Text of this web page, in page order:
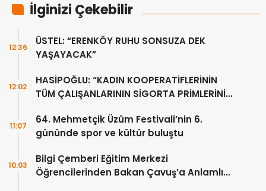
İlginizi Çekebilir
ÜSTEL: “ERENKÖY RUHU SONSUZA DEK
YAŞAYACAK”
12:36
HASİPOĞLU: “KADIN KOOPERATİFLERİNİN
TÜM ÇALIŞANLARININ SİGORTA PRİMLERİNİ
12:02
64. Mehmetçik Üzüm Festivali’nin 6.
gününde spor ve kültür buluştu
11:07
Bilgi Çemberi Eğitim Merkezi
Öğrencilerinden Bakan Çavuş’a Anlamlı
10:03